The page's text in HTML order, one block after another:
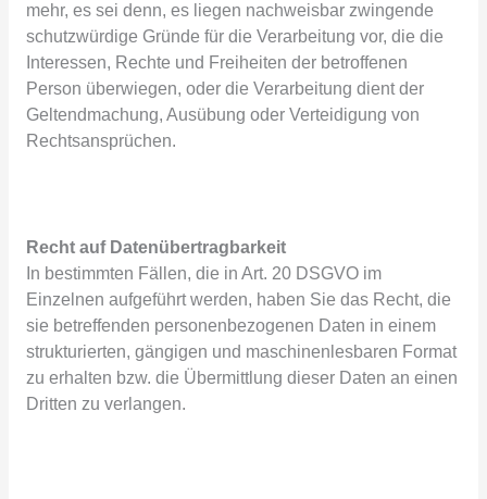
mehr, es sei denn, es liegen nachweisbar zwingende
schutzwürdige Gründe für die Verarbeitung vor, die die
Interessen, Rechte und Freiheiten der betroffenen
Person überwiegen, oder die Verarbeitung dient der
Geltendmachung, Ausübung oder Verteidigung von
Rechtsansprüchen.
Recht auf Datenübertragbarkeit
In bestimmten Fällen, die in Art. 20 DSGVO im
Einzelnen aufgeführt werden, haben Sie das Recht, die
sie betreffenden personenbezogenen Daten in einem
strukturierten, gängigen und maschinenlesbaren Format
zu erhalten bzw. die Übermittlung dieser Daten an einen
Dritten zu verlangen.